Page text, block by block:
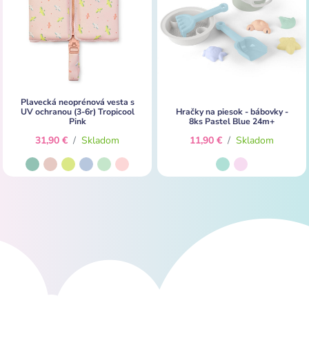
Plavecká neoprénová vesta s
UV ochranou (3-6r) Tropicool
Pink
31,90 € / Skladom
Hračky na piesok - bábovky -
8ks Pastel Blue 24m+
11,90 € / Skladom